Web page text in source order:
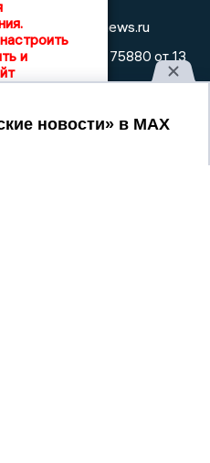
77 92
info@voronezhnews.ru
Эл № ФС 77 - 75880 от 13
реестра
массовой информации
по надзору в сфере связи,
и массовых коммуникаций
настроить
и